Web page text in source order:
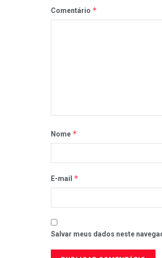
Comentário *
Nome *
E-mail *
Salvar meus dados neste